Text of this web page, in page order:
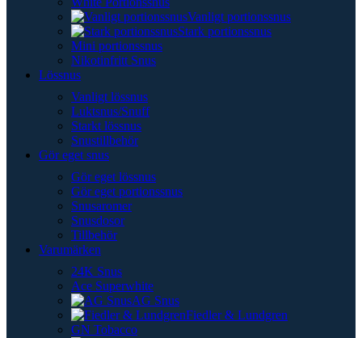
Vanligt portionssnus
Stark portionssnus
Mini portionssnus
Nikotinfritt Snus
Lössnus
Vanligt lössnus
Luktsnus/Snuff
Starkt lössnus
Snustillbehör
Gör eget snus
Gör eget lössnus
Gör eget portionssnus
Snusaromer
Snusdosor
Tillbehör
Varumärken
24K Snus
Ace Superwhite
AG Snus
Fiedler & Lundgren
GN Tobacco